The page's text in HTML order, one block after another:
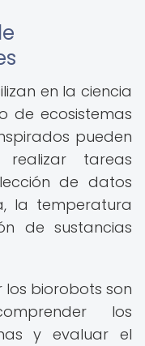
en la ciencia
de ecosistemas
pueden
tareas
de datos
la temperatura
de sustancias
biorobots son
los
y evaluar el